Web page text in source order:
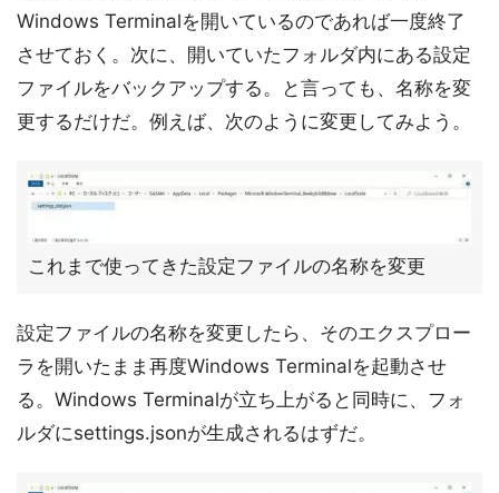
Windows Terminalを開いているのであれば一度終了
させておく。次に、開いていたフォルダ内にある設定
ファイルをバックアップする。と言っても、名称を変
更するだけだ。例えば、次のように変更してみよう。
これまで使ってきた設定ファイルの名称を変更
設定ファイルの名称を変更したら、そのエクスプロー
ラを開いたまま再度Windows Terminalを起動させ
る。Windows Terminalが立ち上がると同時に、フォ
ルダにsettings.jsonが生成されるはずだ。